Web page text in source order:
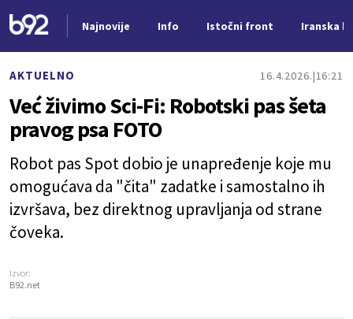
Najnovije Info Istočni front Iranska
AKTUELNO 16.4.2026. 16:21
Već živimo Sci-Fi: Robotski pas šeta
pravog psa FOTO
Robot pas Spot dobio je unapređenje koje mu
omogućava da "čita" zadatke i samostalno ih
izvršava, bez direktnog upravljanja od strane
čoveka.
Izvor:
B92.net